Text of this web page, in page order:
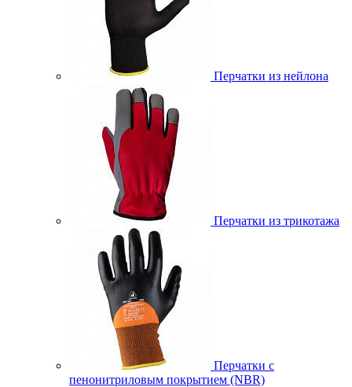
Перчатки из нейлона
Перчатки из трикотажа
Перчатки с
пенонитриловым покрытием (NBR)